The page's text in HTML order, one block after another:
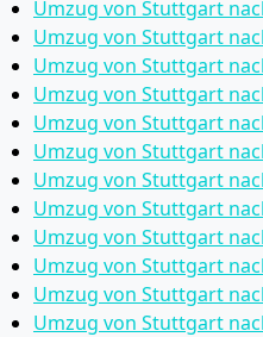
Umzug von Stuttgart
Umzug von Stuttgart
Umzug von Stuttgart
Umzug von Stuttgart
Umzug von Stuttgart
Umzug von Stuttgart
Umzug von Stuttgart
Umzug von Stuttgart
Umzug von Stuttgart
Umzug von Stuttgart
Umzug von Stuttgart
Umzug von Stuttgart